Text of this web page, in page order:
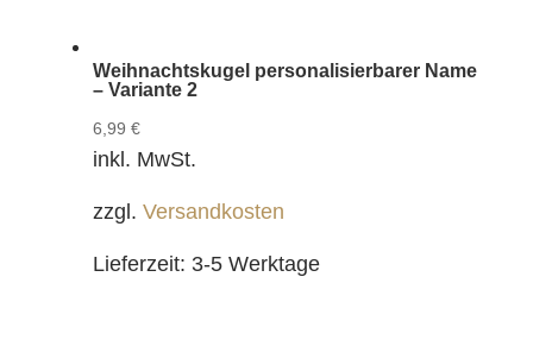
Weihnachtskugel personalisierbarer Name
– Variante 2
6,99 €
inkl. MwSt.
zzgl. Versandkosten
Lieferzeit: 3-5 Werktage